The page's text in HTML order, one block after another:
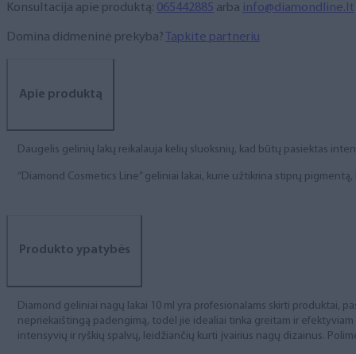
Konsultacija apie produktą: 065442885 arba info@diamondline.lt
Domina didmeninė prekyba? Tapkite partneriu
Apie produktą
Daugelis gelinių lakų reikalauja kelių sluoksnių, kad būtų pasiektas
“Diamond Cosmetics Line” geliniai lakai, kurie užtikrina stiprų
Produkto ypatybės
Diamond geliniai nagų lakai 10 ml yra profesionalams skirti produktai,
nepriekaištingą padengimą, todėl jie idealiai tinka greitam ir
intensyvių ir ryškių spalvų, leidžiančių kurti įvairius nagų dizainus.